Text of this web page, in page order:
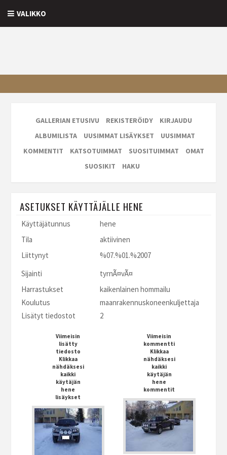
VALIKKO
GALLERIAN ETUSIVU REKISTERÖIDY
KIRJAUDU
ALBUMILISTA
UUSIMMAT LISÄYKSET
UUSIMMAT
KOMMENTIT
KATSOTUIMMAT SUOSITUIMMAT
OMAT
SUOSIKIT
HAKU
ASETUKSET KÄYTTÄJÄLLE HENE
Käyttäjätunnus
hene
Tila
aktiivinen
Liittynyt
%07.%01.%2007
Sijainti
tyrnÃ¤vÃ¤
Harrastukset
kaikenlainen hommailu
Koulutus
maanrakennuskoneenkuljettaja
Lisätyt tiedostot
2
Viimeisin
lisätty
tiedosto
Klikkaa
nähdäksesi
kaikki
käytäjän
hene
lisäykset
Viimeisin
kommentti
Klikkaa
nähdäksesi
kaikki
käytäjän
hene
kommentit